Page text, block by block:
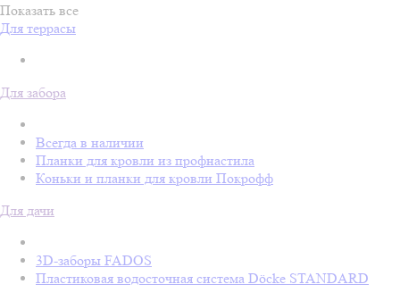
Показать все
Для террасы
Для забора
Всегда в наличии
Планки для кровли из профнастила
Коньки и планки для кровли Покрофф
Для дачи
3D-заборы FADOS
Пластиковая водосточная система Döcke STANDARD